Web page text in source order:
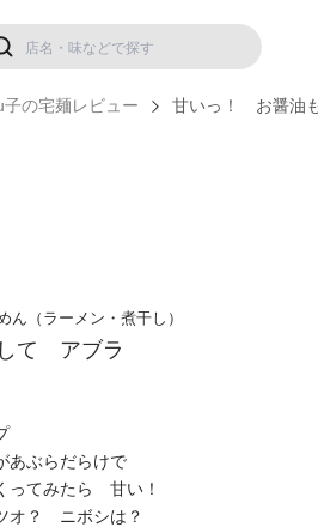
子の宅麺レビュー 甘いっ！ お醤油
（ラーメン・煮干し）
て アブラ
ぶらだらけで
てみたら 甘い！
オ？ ニボシは？